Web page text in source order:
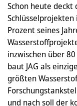
Schon heute
Prozent seines
inzwischen über
baut JAG als
größten
und nach soll der